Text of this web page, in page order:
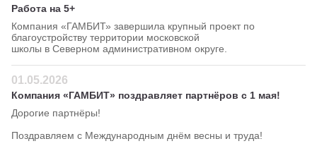
Работа на 5+
Компания «ГАМБИТ» завершила крупный проект по
благоустройству территории московской
школы в Северном административном округе.
01.05.2026
Компания «ГАМБИТ» поздравляет партнёров с 1 мая!
Дорогие партнёры!
Поздравляем с Международным днём весны и труда!